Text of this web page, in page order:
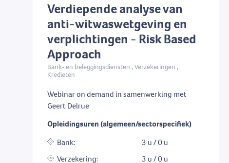
Verdiepende analyse van
anti-witwaswetgeving en
verplichtingen - Risk Based
Approach
Bank- en beleggingsdiensten , Verzekeringen ,
Kredieten
Webinar on demand in samenwerking met
Geert Delrue
Opleidingsuren (algemeen/sectorspecifiek)
Bank:
3 u / 0 u
Verzekering:
3 u / 0 u